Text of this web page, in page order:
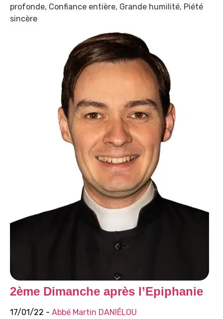
profonde, Confiance entière, Grande humilité, Piété
sincère
2ème Dimanche après l’Epiphanie
17/01/22 - Abbé Martin DANIÉLOU